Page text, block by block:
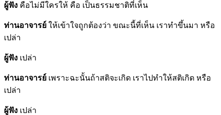
ผู้ฟัง คือไม่มีใครให้ คือ เป็นธรรมชาติที่เห็น
ท่านอาจารย์ ให้เข้าใจถูกต้องว่า ขณะนี้ที่เห็น เราทำขึ้นมา หรือ
เปล่า
ผู้ฟัง เปล่า
ท่านอาจารย์ เพราะฉะนั้นถ้าสติจะเกิด เราไปทำให้สติเกิด หรือ
เปล่า
ผู้ฟัง เปล่า